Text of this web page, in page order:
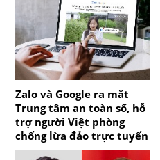
Zalo và Google ra mắt
Trung tâm an toàn số, hỗ
trợ người Việt phòng
chống lừa đảo trực tuyến